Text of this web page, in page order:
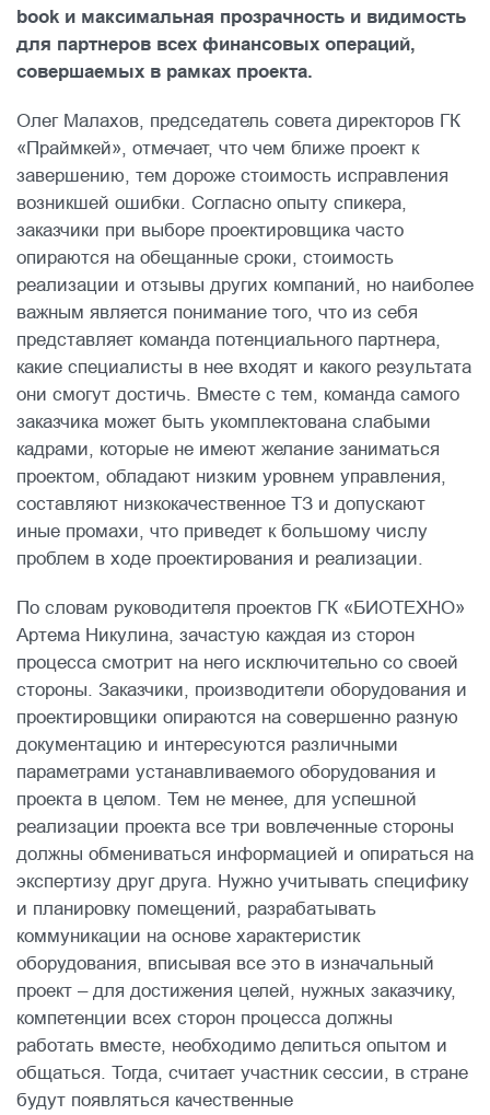
book и максимальная прозрачность и видимость
для партнеров всех финансовых операций,
совершаемых в рамках проекта.
Олег Малахов, председатель совета директоров ГК
«Праймкей», отмечает, что чем ближе проект к
завершению, тем дороже стоимость исправления
возникшей ошибки. Согласно опыту спикера,
заказчики при выборе проектировщика часто
опираются на обещанные сроки, стоимость
реализации и отзывы других компаний, но наиболее
важным является понимание того, что из себя
представляет команда потенциального партнера,
какие специалисты в нее входят и какого результата
они смогут достичь. Вместе с тем, команда самого
заказчика может быть укомплектована слабыми
кадрами, которые не имеют желание заниматься
проектом, обладают низким уровнем управления,
составляют низкокачественное ТЗ и допускают
иные промахи, что приведет к большому числу
проблем в ходе проектирования и реализации.
По словам руководителя проектов ГК «БИОТЕХНО»
Артема Никулина, зачастую каждая из сторон
процесса смотрит на него исключительно со своей
стороны. Заказчики, производители оборудования и
проектировщики опираются на совершенно разную
документацию и интересуются различными
параметрами устанавливаемого оборудования и
проекта в целом. Тем не менее, для успешной
реализации проекта все три вовлеченные стороны
должны обмениваться информацией и опираться на
экспертизу друг друга. Нужно учитывать специфику
и планировку помещений, разрабатывать
коммуникации на основе характеристик
оборудования, вписывая все это в изначальный
проект – для достижения целей, нужных заказчику,
компетенции всех сторон процесса должны
работать вместе, необходимо делиться опытом и
общаться. Тогда, считает участник сессии, в стране
будут появляться качественные